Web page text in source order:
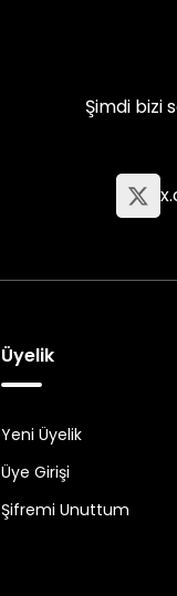
Şimdi bizi
Üyelik
Yeni Üyelik
Üye Girişi
Şifremi Unuttum